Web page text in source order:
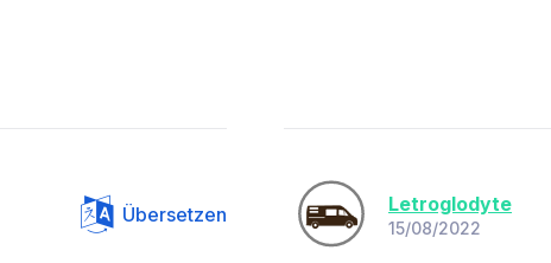
Übersetzen Letroglodyte
15/08/2022